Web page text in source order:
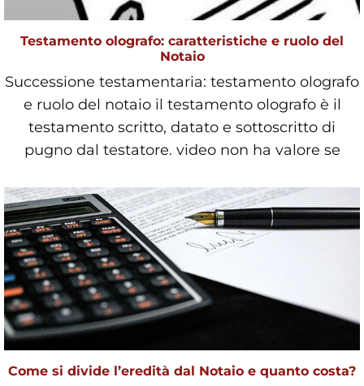
Testamento olografo: caratteristiche e ruolo del
Notaio
Successione testamentaria: testamento olografo
e ruolo del notaio il testamento olografo è il
testamento scritto, datato e sottoscritto di
pugno dal testatore. video non ha valore se
Come si divide l’eredità dal Notaio e quanto costa?